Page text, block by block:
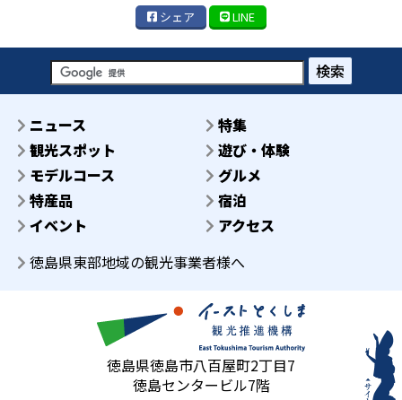
シェア LINE
検索
ニュース
特集
観光スポット
遊び・体験
モデルコース
グルメ
特産品
宿泊
イベント
アクセス
徳島県東部地域の観光事業者様へ
徳島県徳島市八百屋町2丁目7
徳島センタービル7階